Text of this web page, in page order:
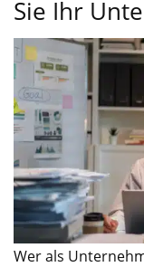
Sie Ihr
Wer als